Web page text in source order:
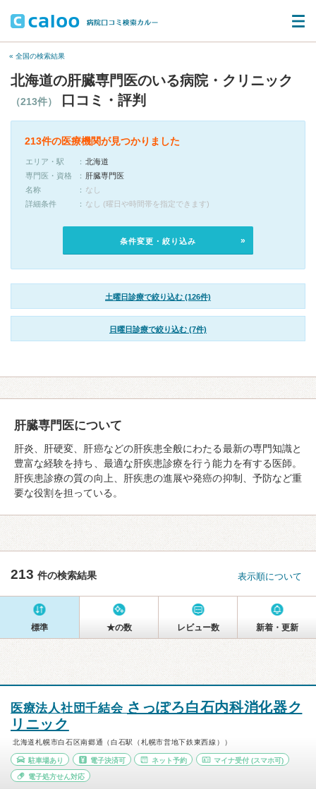
« 全国の検索結果
北海道の肝臓専門医のいる病院・クリニック
（213件） 口コミ・評判
213件の医療機関が見つかりました
エリア・駅
北海道
専門医・資格
肝臓専門医
名称
なし
詳細条件
なし (曜日や時間帯を指定できます)
条件変更・絞り込み
土曜日診療で絞り込む (126件)
日曜日診療で絞り込む (7件)
肝臓専門医について
肝炎、肝硬変、肝癌などの肝疾患全般にわたる最新の専門知識と
豊富な経験を持ち、最適な肝疾患診療を行う能力を有する医師。
肝疾患診療の質の向上、肝疾患の進展や発癌の抑制、予防など重
要な役割を担っている。
213 件の検索結果 表示順について
標準 ★の数 レビュー数 新着・更新
医療法人社団千結会 さっぽろ白石内科消化器ク
リニック
北海道札幌市白石区南郷通（白石駅（札幌市営地下鉄東西線））
駐車場あり 電子決済可 ネット予約 マイナ受付 (スマホ可)
電子処方せん対応